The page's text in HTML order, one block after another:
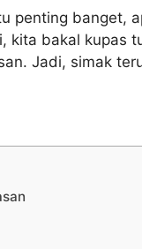
penting banget,
kita bakal kupas
Jadi, simak